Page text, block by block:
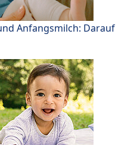
Anfangsmilch: Darauf